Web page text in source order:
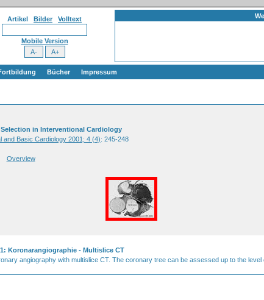
Artikel Bilder Volltext
Mobile Version
Bücher Impressum
in Interventional Cardiology
and Basic Cardiology 2001; 4 (4): 245-248
Overview
Koronarangiographie - Multislice CT
angiography with multislice CT. The coronary tree can be assessed up to the level